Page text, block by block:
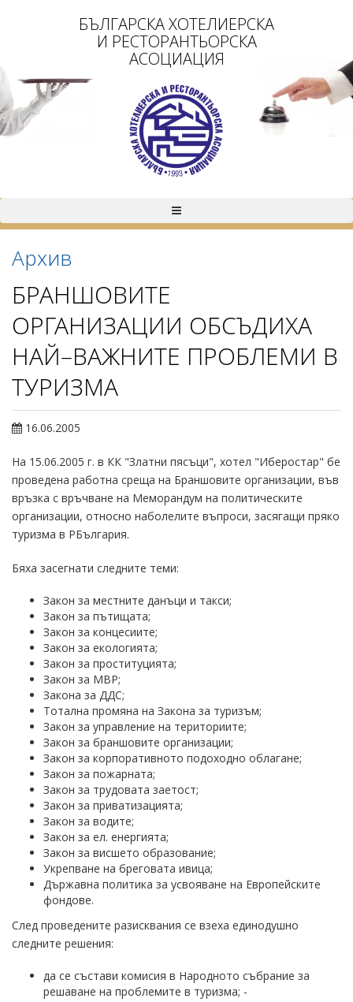
БЪЛГАРСКА ХОТЕЛИЕРСКА
И РЕСТОРАНТЬОРСКА
АСОЦИАЦИЯ
Архив
БРАНШОВИТЕ
ОРГАНИЗАЦИИ ОБСЪДИХА
НАЙ–ВАЖНИТЕ ПРОБЛЕМИ В
ТУРИЗМА
16.06.2005
На 15.06.2005 г. в КК "Златни пясъци", хотел "Иберостар" бе
проведена работна среща на Браншовите организации, във
връзка с връчване на Меморандум на политическите
организации, относно наболелите въпроси, засягащи пряко
туризма в РБългария.
Бяха засегнати следните теми:
Закон за местните данъци и такси;
Закон за пътищата;
Закон за концесиите;
Закон за екологията;
Закон за проституцията;
Закон за МВР;
Закона за ДДС;
Тотална промяна на Закона за туризъм;
Закон за управление на териториите;
Закон за браншовите организации;
Закон за корпоративното подоходно облагане;
Закон за пожарната;
Закон за трудовата заетост;
Закон за приватизацията;
Закон за водите;
Закон за ел. енергията;
Закон за висшето образование;
Укрепване на бреговата ивица;
Държавна политика за усвояване на Европейските
фондове.
След проведените разисквания се взеха единодушно
следните решения:
да се състави комисия в Народното събрание за
решаване на проблемите в туризма; -